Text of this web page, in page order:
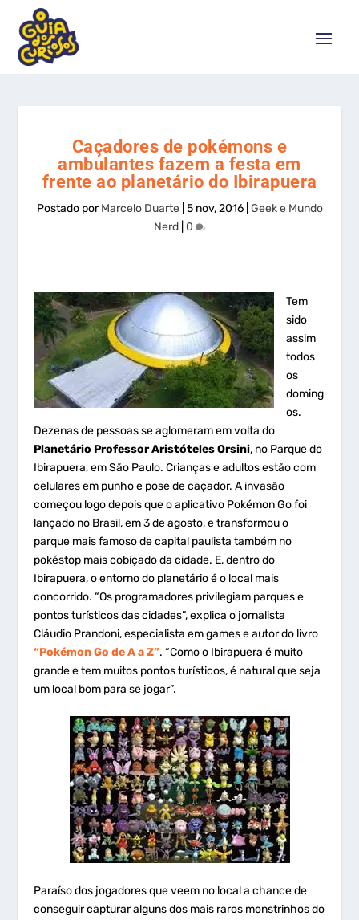
Caçadores de pokémons e
ambulantes fazem a festa em
frente ao planetário do Ibirapuera
Postado porMarcelo Duarte| 5 nov, 2016| Geek e Mundo
Nerd 0
Tem
sido
assim
todos
os
doming
os.
Dezenas de pessoas se aglomeram em volta do
Planetário Professor Aristóteles Orsini, no Parque do
Ibirapuera, em São Paulo. Crianças e adultos estão com
celulares em punho e pose de caçador. A invasão
começou logo depois que o aplicativo Pokémon Go foi
lançado no Brasil, em 3 de agosto, e transformou o
parque mais famoso de capital paulista também no
pokéstop mais cobiçado da cidade. E, dentro do
Ibirapuera, o entorno do planetário é o local mais
concorrido. “Os programadores privilegiam parques e
pontos turísticos das cidades”, explica o jornalista
Cláudio Prandoni, especialista em games e autor do livro
“Pokémon Go de A a Z”. “Como o Ibirapuera é muito
grande e tem muitos pontos turísticos, é natural que seja
um local bom para se jogar”.
Paraíso dos jogadores que veem no local a chance de
conseguir capturar alguns dos mais raros monstrinhos do